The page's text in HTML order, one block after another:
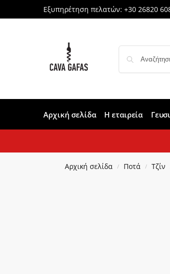
Εξυπηρέτηση πελατών: +30 26820
Αρχική σελίδα Η εταιρεία
Αρχική σελίδα / Ποτά / Τζίν